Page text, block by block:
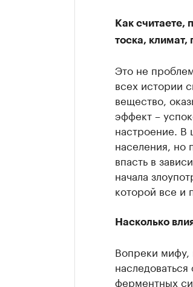
Как считаете,
тоска, климат,
Это не
всех истории
вещество,
эффект –
настроение. В
населения, но
впасть в
начала
которой все и
Насколько
Вопреки мифу,
ферментных